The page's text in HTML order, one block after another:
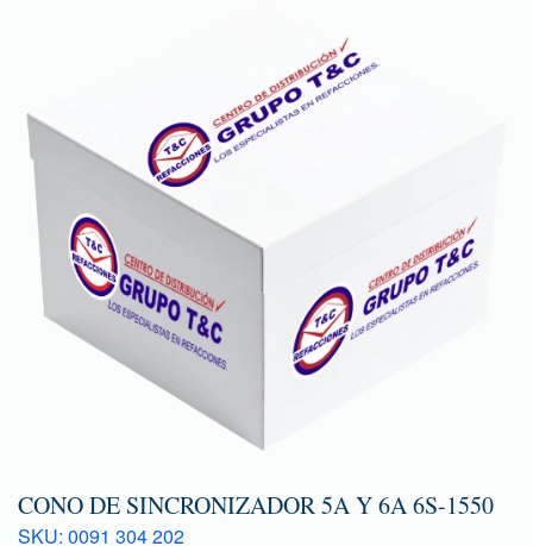
CONO DE SINCRONIZADOR 5A Y 6A 6S-1550
SKU: 0091 304 202